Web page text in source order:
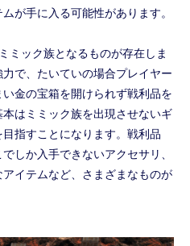
が手に入る可能性があります。
ミック族となるものが存在しま
で、たいていの場合プレイヤー
金の宝箱を開けられず戦利品を
はミミック族を出現させないギ
指すことになります。戦利品
しか入手できないアクセサリ、
イテムなど、さまざまなものが